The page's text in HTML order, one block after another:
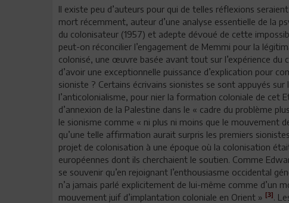
Il existe peu d’auteurs pour qui de telles réflexions
mort récemment, auteur d’une analyse essentielle de la
du colonisateur (1957) et adepte dévoué de cette
peut-on réconcilier l’engagement de Memmi pour la
colonisé, une œuvre basée avant tout sur l’expérience du
d’avoir une exceptionnelle puissance d’explication pour
sioniste ? Certains écrivains sionistes se sont appuyés
l’anticolonialisme, pour nier la formation coloniale de
d’annexion de la Palestine dans le « cadre du problème
le sionisme comme « ni plus ni moins que le mouvement
qu’une telle affirmation aurait surpris les premiers
projet de colonisation à une époque où la colonisation
européennes dont ils cherchaient le soutien. Comme
se souvenir qu’en rejoignant l’enthousiasme occidental
n’a jamais parlé explicitement de lui-même comme d’un
mouvement juif d’implantation coloniale en Orient » [3] .